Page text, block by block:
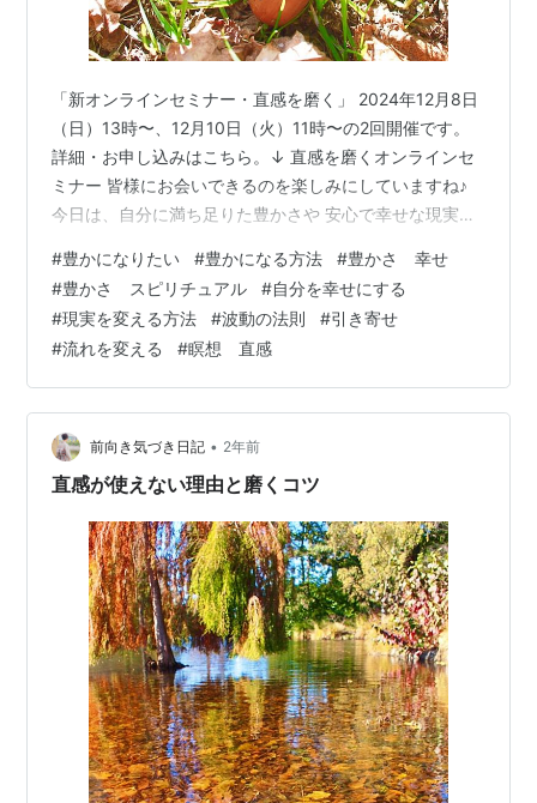
「新オンラインセミナー・直感を磨く」 2024年12月8日
（日）13時〜、12月10日（火）11時〜の2回開催です。
詳細・お申し込みはこちら。↓ 直感を磨くオンラインセ
ミナー 皆様にお会いできるのを楽しみにしていますね♪
今日は、自分に満ち足りた豊かさや 安心で幸せな現実を
そうですが、 その根底にあるシンプルな原理を知ってい
ると、 それは案外簡単なことで、 イメージなどが苦手と
いう方でも 別に関係なくできることだとわかるでしょ
う。 今自分にある現実がどうであっても、 自分を幸せに
してあげることができるのです。 ぜひ最後まで読んで生
かしてくだ…
#豊かになりたい #豊かになる方法 #豊かさ 幸せ
#豊かさ スピリチュアル #自分を幸せにする
#現実を変える方法 #波動の法則 #引き寄せ
#流れを変える #瞑想 直感
前向き気づき日記 • 2年前
直感が使えない理由と磨くコツ